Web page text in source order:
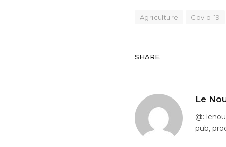
Agriculture Covid-19
SHARE.
Le
@:
pub,